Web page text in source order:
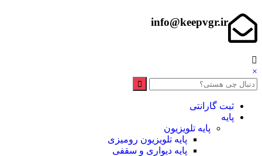
info@keepvgr.ir
×
ثبت گارانتی
پایه
پایه تلویزیون
پایه تلویزیون رومیزی
پایه دیواری و سقفی